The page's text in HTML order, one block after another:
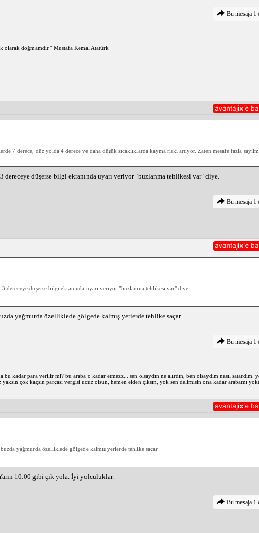
ol, çünkü yetersiz hava basıncı buz üzerinde kaymayı kolaylaştırır.
Bu mesaja 1
doğmamdır." Mustafa Kemal Atatürk
7 derece, düz yolda 4 derece ve daha düşük sıcaklıklarda kayma riski artıyor. Zaten mesafe fazla
3 dereceye düşerse bilgi ekranında uyarı veriyor "buzlanma tehlikesi var" diye.
Bu mesaja 1
3 dereceye düşerse bilgi ekranında uyarı veriyor "buzlanma tehlikesi var" diye.
yağmurda özelliklede gölgede kalmış yerlerde tehlike saçar
Bu mesaja 1
bu kadar para verilir mi? bu araba o kadar etmezz... sen olsaydın ne alırdın, ben olsaydım nasıl
yaksın çok kaçsın parçası vergisi ucuz olsun, hemen elden çıksın, yok sen delimisin ona kadar arabamı
yağmurda özelliklede gölgede kalmış yerlerde tehlike saçar
10:00 gibi çık yola. İyi yolculuklar.
Bu mesaja 1